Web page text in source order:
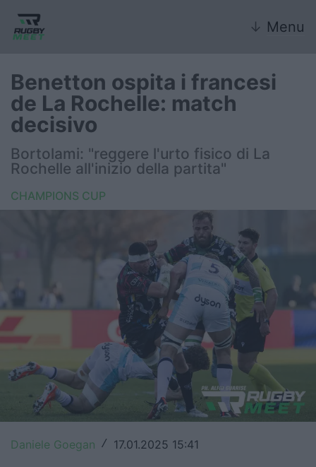
↓ Menu
Nazionale
Nazionali giovanili
FIR
United Rugby Championship
Top14
Premiership
Champions Cup
Benetton ospita i francesi
de La Rochelle: match
decisivo
Bortolami: "reggere l'urto fisico di La
Rochelle all'inizio della partita"
CHAMPIONS CUP
Daniele Goegan / 17.01.2025 15:41